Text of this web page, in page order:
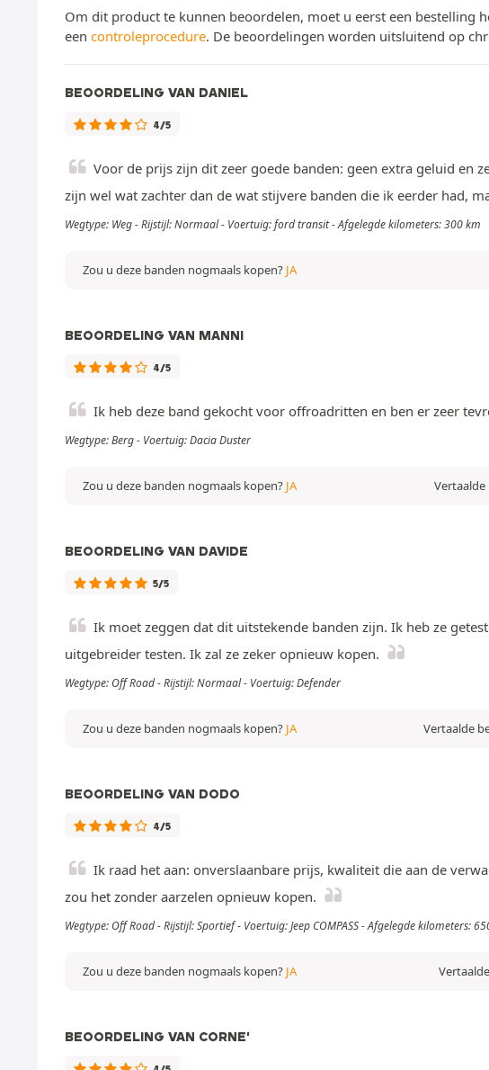
Om dit product te kunnen beoordelen, moet u eerst een bestelling
een controleprocedure. De beoordelingen worden uitsluitend op
BEOORDELING VAN DANIEL
4/5
Voor de prijs zijn dit zeer goede banden: geen extra geluid en
zijn wel wat zachter dan de wat stijvere banden die ik eerder had,
Wegtype: Weg - Rijstijl: Normaal - Voertuig: ford transit - Afgelegde kilometers: 300 km
Zou u deze banden nogmaals kopen? JA
BEOORDELING VAN MANNI
4/5
Ik heb deze band gekocht voor offroadritten en ben er zeer
Wegtype: Berg - Voertuig: Dacia Duster
Zou u deze banden nogmaals kopen? JA
BEOORDELING VAN DAVIDE
5/5
Ik moet zeggen dat dit uitstekende banden zijn. Ik heb ze
uitgebreider testen. Ik zal ze zeker opnieuw kopen.
Wegtype: Off Road - Rijstijl: Normaal - Voertuig: Defender
Vertaalde
Zou u deze banden nogmaals kopen? JA
BEOORDELING VAN DODO
4/5
Ik raad het aan: onverslaanbare prijs, kwaliteit die aan de
zou het zonder aarzelen opnieuw kopen.
Wegtype: Off Road - Rijstijl: Sportief - Voertuig: Jeep COMPASS - Afgelegde kilometers:
Zou u deze banden nogmaals kopen? JA
BEOORDELING VAN CORNE'